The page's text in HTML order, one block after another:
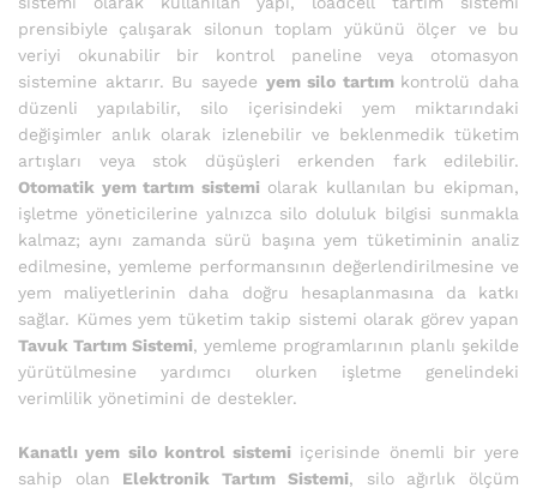
prensibiyle çalışarak silonun toplam yükünü ölçer ve bu
veriyi okunabilir bir kontrol paneline veya otomasyon
sistemine aktarır. Bu sayede yem silo tartım kontrolü daha
düzenli yapılabilir, silo içerisindeki yem miktarındaki
değişimler anlık olarak izlenebilir ve beklenmedik tüketim
artışları veya stok düşüşleri erkenden fark edilebilir.
Otomatik yem tartım sistemi olarak kullanılan bu ekipman,
işletme yöneticilerine yalnızca silo doluluk bilgisi sunmakla
kalmaz; aynı zamanda sürü başına yem tüketiminin analiz
edilmesine, yemleme performansının değerlendirilmesine ve
yem maliyetlerinin daha doğru hesaplanmasına da katkı
sağlar. Kümes yem tüketim takip sistemi olarak görev yapan
Tavuk Tartım Sistemi, yemleme programlarının planlı şekilde
yürütülmesine yardımcı olurken işletme genelindeki
verimlilik yönetimini de destekler.
Kanatlı yem silo kontrol sistemi içerisinde önemli bir yere
sahip olan Elektronik Tartım Sistemi, silo ağırlık ölçüm